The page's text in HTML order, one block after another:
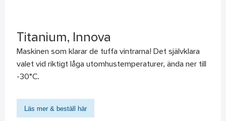
Titanium, Innova
Maskinen som klarar de tuffa vintrarna! Det självklara
valet vid riktigt låga utomhustemperaturer, ända ner till
-30°C.
Läs mer & beställ här